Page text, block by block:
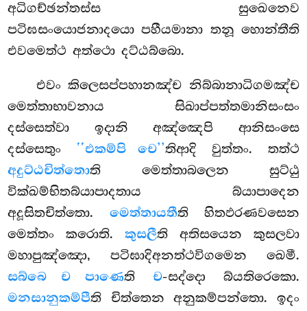
අධිගච්ඡන්තස්ස සුඛෙනෙව
පටිඝසංයොජනාදයො පහීයමානා තනූ හොන්තීති
එවමෙත්ථ අත්ථො දට්ඨබ්බො.
එවං කිලෙසප්පහානඤ්ච නිබ්බානාධිගමඤ්ච
මෙත්තාභාවනාය සිඛාප්පත්තමානිසංසං
දස්සෙත්වා ඉදානි අඤ්ඤෙපි ආනිසංසෙ
දස්සෙතුං ‘‘එකම්පි චෙ’’තිආදි වුත්තං. තත්ථ
අදුට්ඨචිත්තොති මෙත්තාබලෙන සුට්ඨු
වික්ඛම්භිතබ්යාපාදතාය බ්යාපාදෙන
අදූසිතචිත්තො. මෙත්තායතීති හිතඵරණවසෙන
මෙත්තංකරොති.කුසලීති අතිසයෙන කුසලවා
මහාපුඤ්ඤො, පටිඝාදිඅනත්ථවිගමෙන ඛෙමී.
සබ්බෙ ච පාණෙති ච-සද්දො බ්යතිරෙකො.
මනසානුකම්පීති චිත්තෙන අනුකම්පන්තො. ඉදං